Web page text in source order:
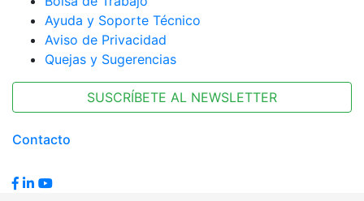
Ayuda y Soporte Técnico
Aviso de Privacidad
Quejas y Sugerencias
SUSCRÍBETE AL NEWSLETTER
Contacto